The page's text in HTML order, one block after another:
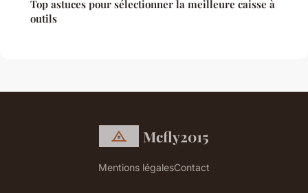
Top astuces pour sélectionner la meilleure caisse à
outils
Mcfly2015
Mentions légalesContact